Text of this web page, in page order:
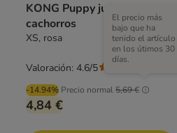
KONG Puppy juguete para
cachorros
XS, rosa
-14.94% Precio normal5,69 €
El precio más
bajo que ha
tenido el artículo
en los útimos 30
días.
4,84 €
Valoración: 4.6/5